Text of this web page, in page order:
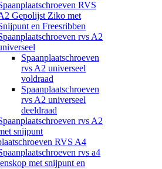
RVS
Gepolijst Ziko met
en Freesribben
rvs A2
Spaanplaatschroeven
rvs A2 universeel
voldraad
Spaanplaatschroeven
rvs A2 universeel
deeldraad
rvs A2
snijpunt
RVS A4
rvs a4
met snijpunt en